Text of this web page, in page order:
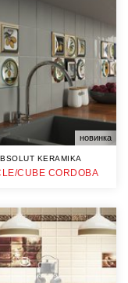
новинка
KERAMIKA
CUBE CORDOBA